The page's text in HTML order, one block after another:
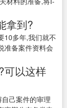
拿到?
10多年,我们就不
准备案件资料会
可以这样
己案件的审理